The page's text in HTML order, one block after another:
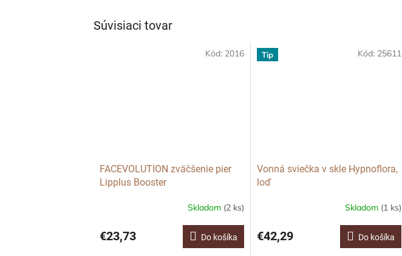
Súvisiaci tovar
FACEVOLUTION zväčšenie pier
Lipplus Booster
Skladom (2 ks)
€23,73 Do košíka
Kód: 2016 Tip
Vonná sviečka v skle Hypnoflora,
loď
Skladom (1 ks)
€42,29 Do košíka
Kód: 25611